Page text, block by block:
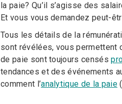
la paie? Qu’il s’agisse des
Et vous vous demandez peut-
Tous les détails de la
sont révélées, vous permettent
de paie sont toujours censés
tendances et des événements
comment l’analytique de la paie